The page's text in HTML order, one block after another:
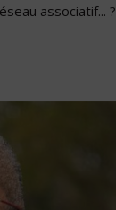
associatif... ?